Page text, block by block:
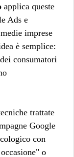
applica queste
Ads e
imprese
è semplice:
consumatori
trattate
Google
con
o